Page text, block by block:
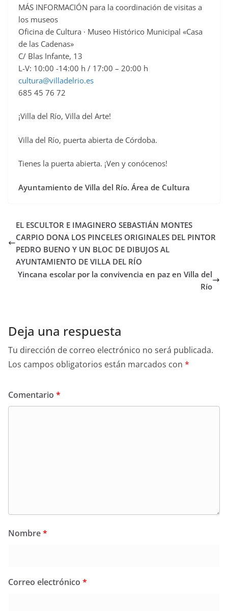
MÁS INFORMACIÓN para la coordinación de visitas a
los museos
Oficina de Cultura · Museo Histórico Municipal «Casa
de las Cadenas»
C/ Blas Infante, 13
L-V: 10:00 -14:00 h / 17:00 – 20:00 h
cultura@villadelrio.es
685 45 76 72
¡Villa del Río, Villa del Arte!
Villa del Río, puerta abierta de Córdoba.
Tienes la puerta abierta. ¡Ven y conócenos!
Ayuntamiento de Villa del Río. Área de Cultura
EL ESCULTOR E IMAGINERO SEBASTIÁN MONTES
CARPIO DONA LOS PINCELES ORIGINALES DEL PINTOR
PEDRO BUENO Y UN BLOC DE DIBUJOS AL
AYUNTAMIENTO DE VILLA DEL RÍO
Yincana escolar por la convivencia en paz en Villa del
Río
Deja una respuesta
Tu dirección de correo electrónico no será publicada.
Los campos obligatorios están marcados con *
Comentario *
Nombre*
Correo electrónico *